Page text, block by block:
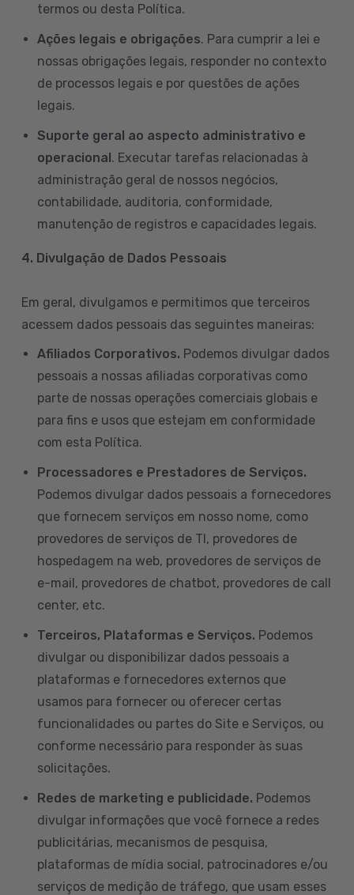
termos ou desta Política.
Ações legais e obrigações. Para cumprir a lei e
nossas obrigações legais, responder no contexto
de processos legais e por questões de ações
legais.
Suporte geral ao aspecto administrativo e
operacional. Executar tarefas relacionadas à
administração geral de nossos negócios,
contabilidade, auditoria, conformidade,
manutenção de registros e capacidades legais.
4. Divulgação de Dados Pessoais
Em geral, divulgamos e permitimos que terceiros
acessem dados pessoais das seguintes maneiras:
Afiliados Corporativos. Podemos divulgar dados
pessoais a nossas afiliadas corporativas como
parte de nossas operações comerciais globais e
para fins e usos que estejam em conformidade
com esta Política.
Processadores e Prestadores de Serviços.
Podemos divulgar dados pessoais a fornecedores
que fornecem serviços em nosso nome, como
provedores de serviços de TI, provedores de
hospedagem na web, provedores de serviços de
e-mail, provedores de chatbot, provedores de call
center, etc.
Terceiros, Plataformas e Serviços. Podemos
divulgar ou disponibilizar dados pessoais a
plataformas e fornecedores externos que
usamos para fornecer ou oferecer certas
funcionalidades ou partes do Site e Serviços, ou
conforme necessário para responder às suas
solicitações.
Redes de marketing e publicidade. Podemos
divulgar informações que você fornece a redes
publicitárias, mecanismos de pesquisa,
plataformas de mídia social, patrocinadores e/ou
serviços de medição de tráfego, que usam esses